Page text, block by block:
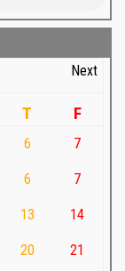
Next
T F
6 7
6 7
13 14
20 21